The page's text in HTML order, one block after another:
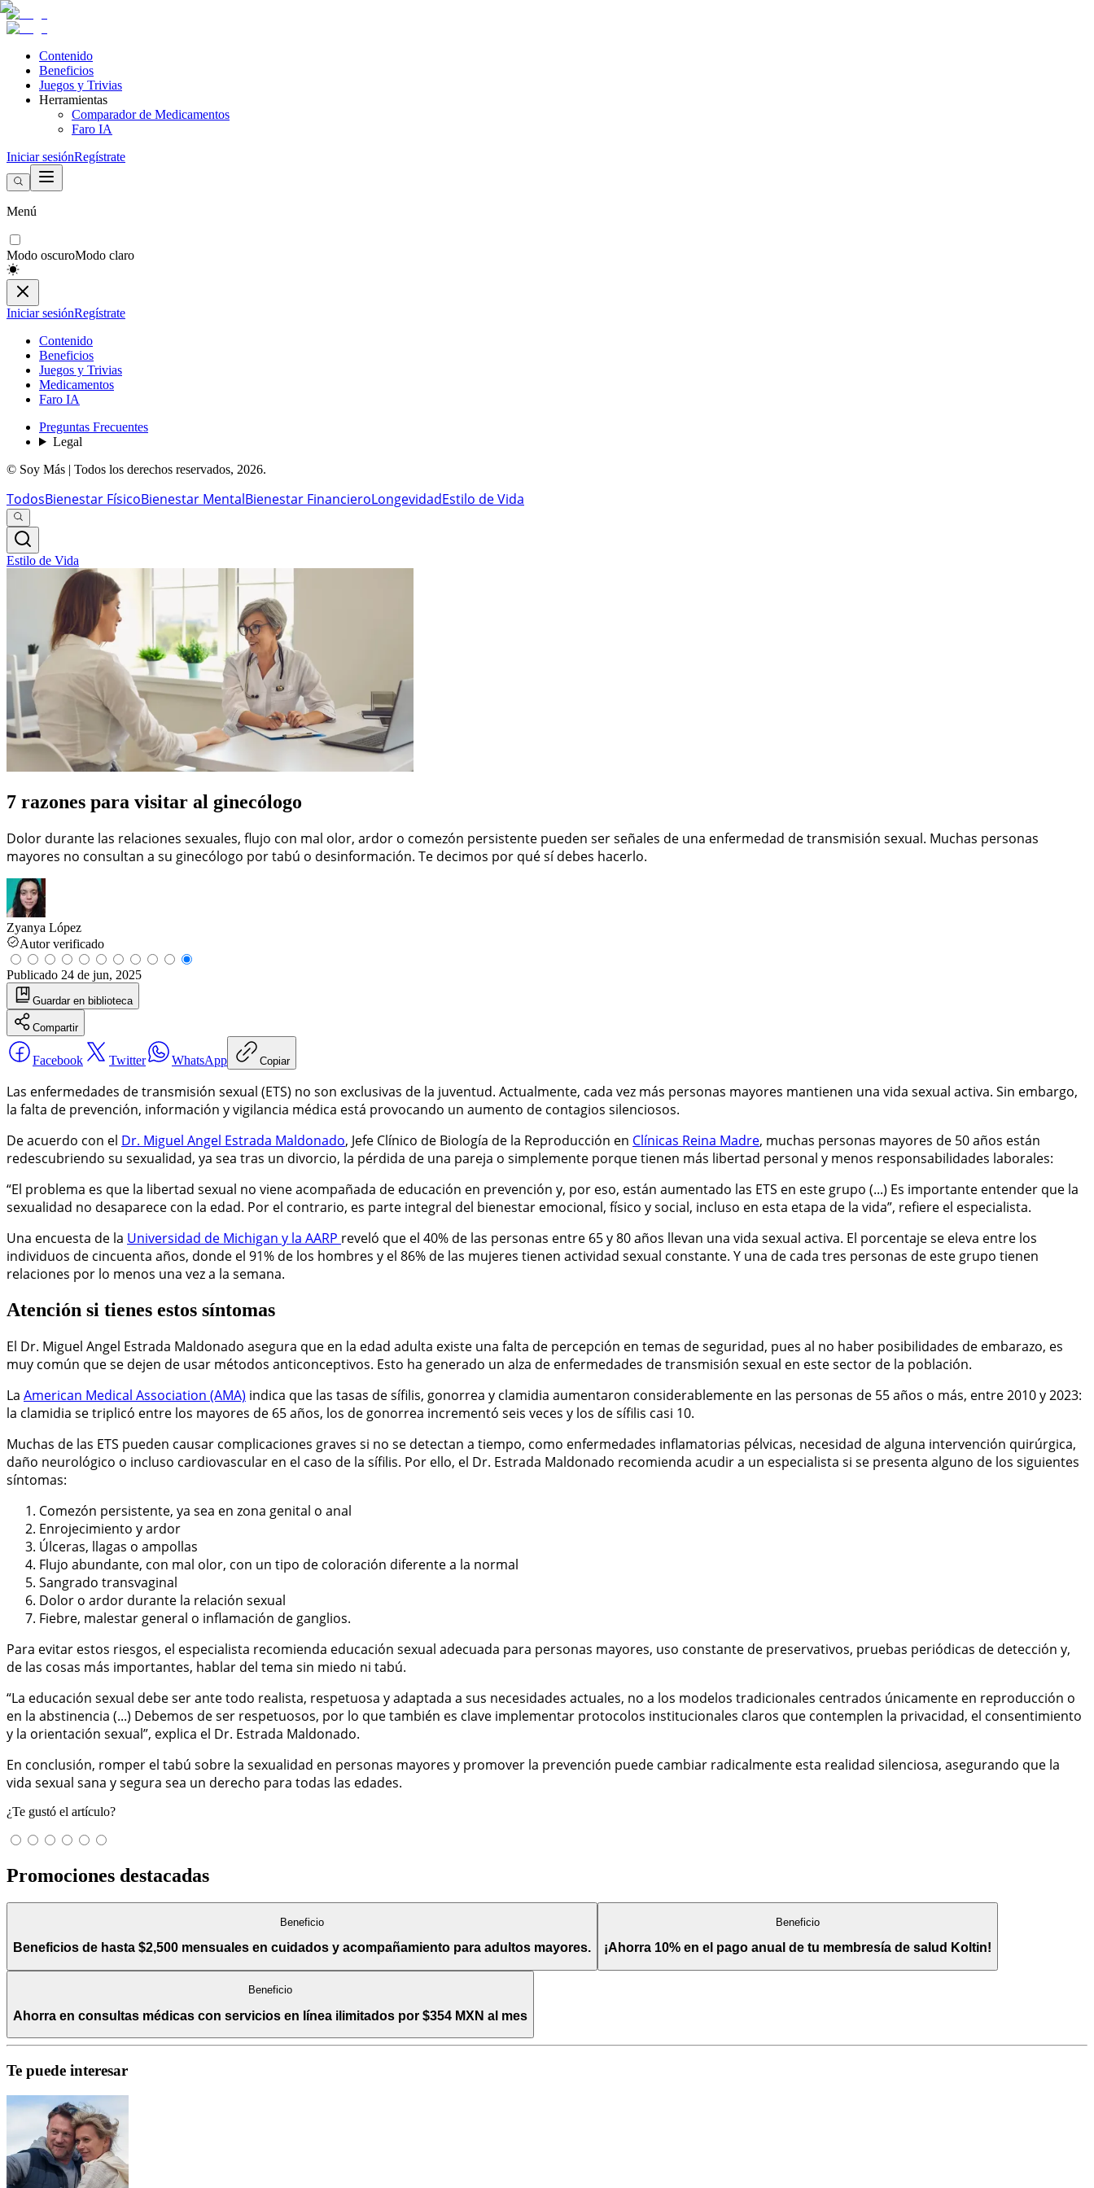
Contenido
Beneficios
Juegos y Trivias
Herramientas
Comparador de Medicamentos
Faro IA
Iniciar sesiónRegístrate
Menú
Modo oscuroModo claro
Iniciar sesiónRegístrate
Contenido
Beneficios
Juegos y Trivias
Medicamentos
Faro IA
Preguntas Frecuentes
Legal
© Soy Más | Todos los derechos reservados, 2026.
TodosBienestar FísicoBienestar MentalBienestar FinancieroLongevidadEstilo de Vida
Estilo de Vida
7 razones para visitar al ginecólogo
Dolor durante las relaciones sexuales, flujo con mal olor, ardor o comezón persistente pueden ser señales de una enfermedad de transmisión sexual. Muchas personas
mayores no consultan a su ginecólogo por tabú o desinformación. Te decimos por qué sí debes hacerlo.
Zyanya López
Autor verificado
Publicado 24 de jun, 2025
Guardar en biblioteca
Compartir
Facebook Twitter WhatsApp Copiar
Las enfermedades de transmisión sexual (ETS) no son exclusivas de la juventud. Actualmente, cada vez más personas mayores mantienen una vida sexual activa. Sin embargo,
la falta de prevención, información y vigilancia médica está provocando un aumento de contagios silenciosos.
De acuerdo con el Dr. Miguel Angel Estrada Maldonado, Jefe Clínico de Biología de la Reproducción en Clínicas Reina Madre, muchas personas mayores de 50 años están
redescubriendo su sexualidad, ya sea tras un divorcio, la pérdida de una pareja o simplemente porque tienen más libertad personal y menos responsabilidades laborales:
“El problema es que la libertad sexual no viene acompañada de educación en prevención y, por eso, están aumentado las ETS en este grupo (...) Es importante entender que la
sexualidad no desaparece con la edad. Por el contrario, es parte integral del bienestar emocional, físico y social, incluso en esta etapa de la vida”, refiere el especialista.
Una encuesta de la Universidad de Michigan y la AARP reveló que el 40% de las personas entre 65 y 80 años llevan una vida sexual activa. El porcentaje se eleva entre los
individuos de cincuenta años, donde el 91% de los hombres y el 86% de las mujeres tienen actividad sexual constante. Y una de cada tres personas de este grupo tienen
relaciones por lo menos una vez a la semana.
Atención si tienes estos síntomas
El Dr. Miguel Angel Estrada Maldonado asegura que en la edad adulta existe una falta de percepción en temas de seguridad, pues al no haber posibilidades de embarazo, es
muy común que se dejen de usar métodos anticonceptivos. Esto ha generado un alza de enfermedades de transmisión sexual en este sector de la población.
La American Medical Association (AMA) indica que las tasas de sífilis, gonorrea y clamidia aumentaron considerablemente en las personas de 55 años o más, entre 2010 y 2023:
la clamidia se triplicó entre los mayores de 65 años, los de gonorrea incrementó seis veces y los de sífilis casi 10.
Muchas de las ETS pueden causar complicaciones graves si no se detectan a tiempo, como enfermedades inflamatorias pélvicas, necesidad de alguna intervención quirúrgica,
daño neurológico o incluso cardiovascular en el caso de la sífilis. Por ello, el Dr. Estrada Maldonado recomienda acudir a un especialista si se presenta alguno de los siguientes
síntomas:
Comezón persistente, ya sea en zona genital o anal
Enrojecimiento y ardor
Úlceras, llagas o ampollas
Flujo abundante, con mal olor, con un tipo de coloración diferente a la normal
Sangrado transvaginal
Dolor o ardor durante la relación sexual
Fiebre, malestar general o inflamación de ganglios.
Para evitar estos riesgos, el especialista recomienda educación sexual adecuada para personas mayores, uso constante de preservativos, pruebas periódicas de detección y,
de las cosas más importantes, hablar del tema sin miedo ni tabú.
“La educación sexual debe ser ante todo realista, respetuosa y adaptada a sus necesidades actuales, no a los modelos tradicionales centrados únicamente en reproducción o
en la abstinencia (...) Debemos de ser respetuosos, por lo que también es clave implementar protocolos institucionales claros que contemplen la privacidad, el consentimiento
y la orientación sexual”, explica el Dr. Estrada Maldonado.
En conclusión, romper el tabú sobre la sexualidad en personas mayores y promover la prevención puede cambiar radicalmente esta realidad silenciosa, asegurando que la
vida sexual sana y segura sea un derecho para todas las edades.
¿Te gustó el artículo?
Promociones destacadas
Beneficio
Beneficios de hasta $2,500 mensuales en cuidados y acompañamiento para adultos mayores.
Beneficio
¡Ahorra 10% en el pago anual de tu membresía de salud Koltin!
Beneficio
Ahorra en consultas médicas con servicios en línea ilimitados por $354 MXN al mes
Te puede interesar